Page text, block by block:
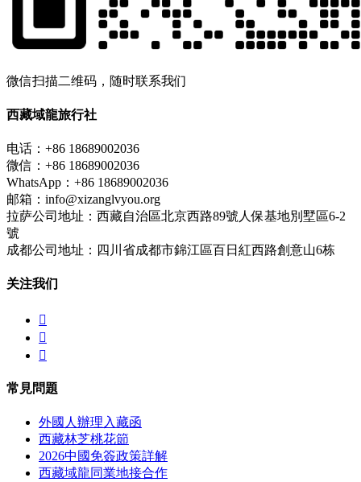
微信扫描二维码，随时联系我们
西藏域龍旅行社
电话：+86 18689002036
微信：+86 18689002036
WhatsApp：+86 18689002036
邮箱：info@xizanglvyou.org
拉萨公司地址：西藏自治區北京西路89號人保基地別墅區6-2
號
成都公司地址：四川省成都市錦江區百日紅西路創意山6栋
关注我们



常見問題
外國人辦理入藏函
西藏林芝桃花節
2026中國免簽政策詳解
西藏域龍同業地接合作